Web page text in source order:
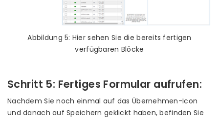
Abbildung 5: Hier sehen Sie die bereits fertigen
verfügbaren Blöcke
Schritt 5: Fertiges Formular aufrufen:
Nachdem Sie noch einmal auf das Übernehmen-Icon
und danach auf Speichern geklickt haben, befinden Sie